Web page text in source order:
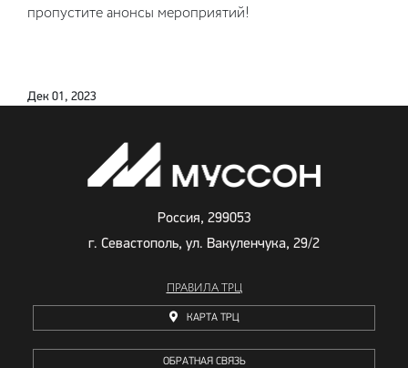
пропустите анонсы мероприятий!
Дек 01, 2023
Россия, 299053
г. Севастополь, ул. Вакуленчука, 29/2
ПРАВИЛА ТРЦ
КАРТА ТРЦ
ОБРАТНАЯ СВЯЗЬ